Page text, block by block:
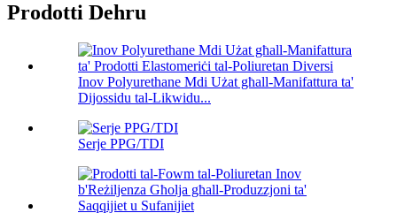
Prodotti Dehru
Inov Polyurethane Mdi Użat għall-Manifattura ta'
Dijossidu tal-Likwidu...
Serje PPG/TDI